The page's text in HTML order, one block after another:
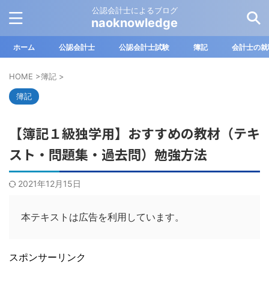
公認会計士によるブログ
naoknowledge
ホーム 公認会計士 公認会計士試験 簿記 会計士の
HOME >簿記 >
簿記
【簿記１級独学用】おすすめの教材（テキ
スト・問題集・過去問）勉強方法
2021年12月15日
本テキストは広告を利用しています。
スポンサーリンク